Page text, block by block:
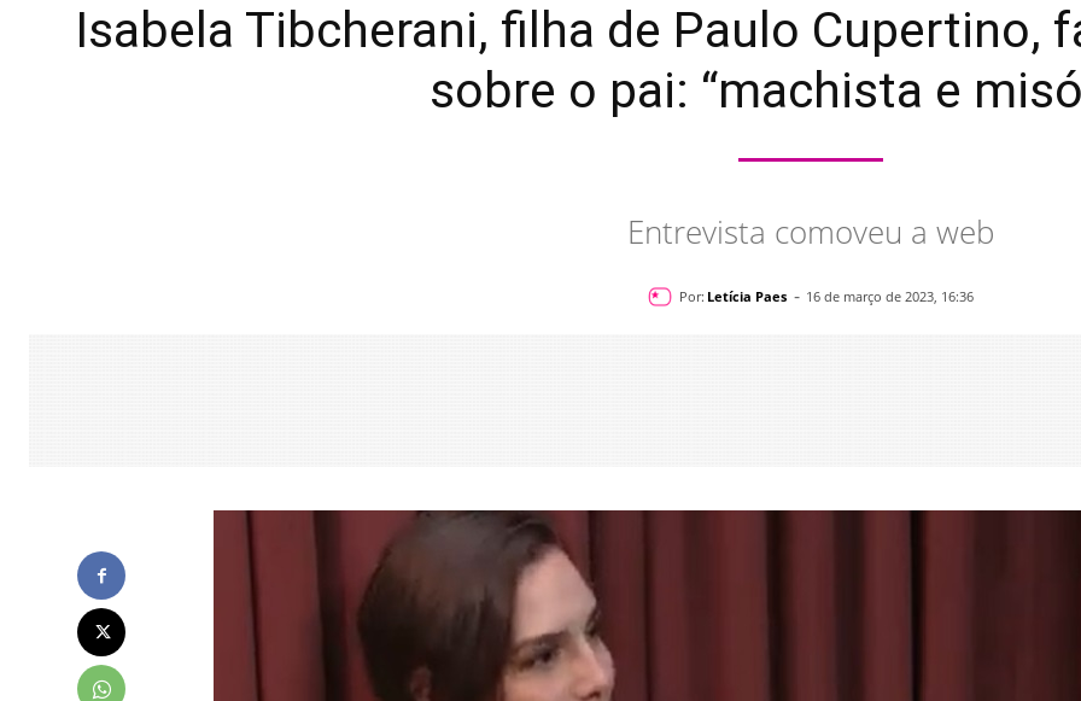
Isabela Tibcherani, filha de Paulo Cupertino,
sobre o pai: “machista e
Entrevista comoveu a web
Por: Letícia Paes - 16 de março de 2023, 16:36